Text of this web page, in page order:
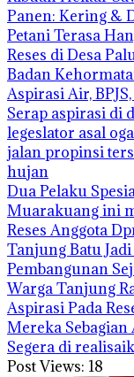
Panen: Kering &
Petani Terasa
Reses di Desa
Badan
Aspirasi Air,
Serap aspirasi di
legeslator asal
jalan propinsi
hujan
Dua Pelaku
Muarakuang ini
Reses Anggota
Tanjung Batu
Pembangunan
Warga Tanjung
Aspirasi Pada
Mereka
Segera di
Post Views: 18